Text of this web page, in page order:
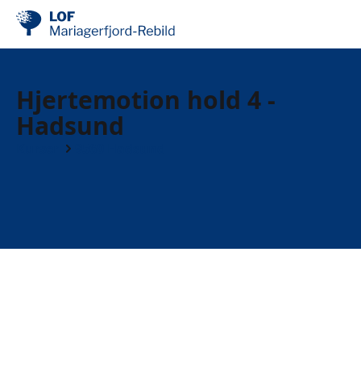
Hjertemotion hold 4 -
Hadsund